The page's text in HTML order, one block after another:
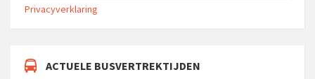
Privacyverklaring
ACTUELE BUSVERTREKTIJDEN